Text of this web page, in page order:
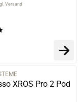
Versand
XROS Pro 2 Pod